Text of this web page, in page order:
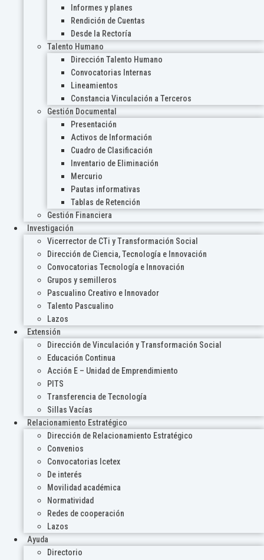
Informes y planes
Rendición de Cuentas
Desde la Rectoría
Talento Humano
Dirección Talento Humano
Convocatorias Internas
Lineamientos
Constancia Vinculación a Terceros
Gestión Documental
Presentación
Activos de Información
Cuadro de Clasificación
Inventario de Eliminación
Mercurio
Pautas informativas
Tablas de Retención
Gestión Financiera
Investigación
Vicerrector de CTi y Transformación Social
Dirección de Ciencia, Tecnología e Innovación
Convocatorias Tecnología e Innovación
Grupos y semilleros
Pascualino Creativo e Innovador
Talento Pascualino
Lazos
Extensión
Dirección de Vinculación y Transformación Social
Educación Continua
Acción E – Unidad de Emprendimiento
PITS
Transferencia de Tecnología
Sillas Vacías
Relacionamiento Estratégico
Dirección de Relacionamiento Estratégico
Convenios
Convocatorias Icetex
De interés
Movilidad académica
Normatividad
Redes de cooperación
Lazos
Ayuda
Directorio